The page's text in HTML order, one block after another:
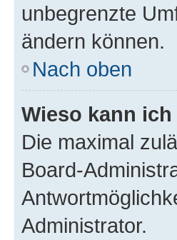
unbegrenzte
ändern können.
Nach oben
Wieso kann
Die maximal
Board-
Administrator.